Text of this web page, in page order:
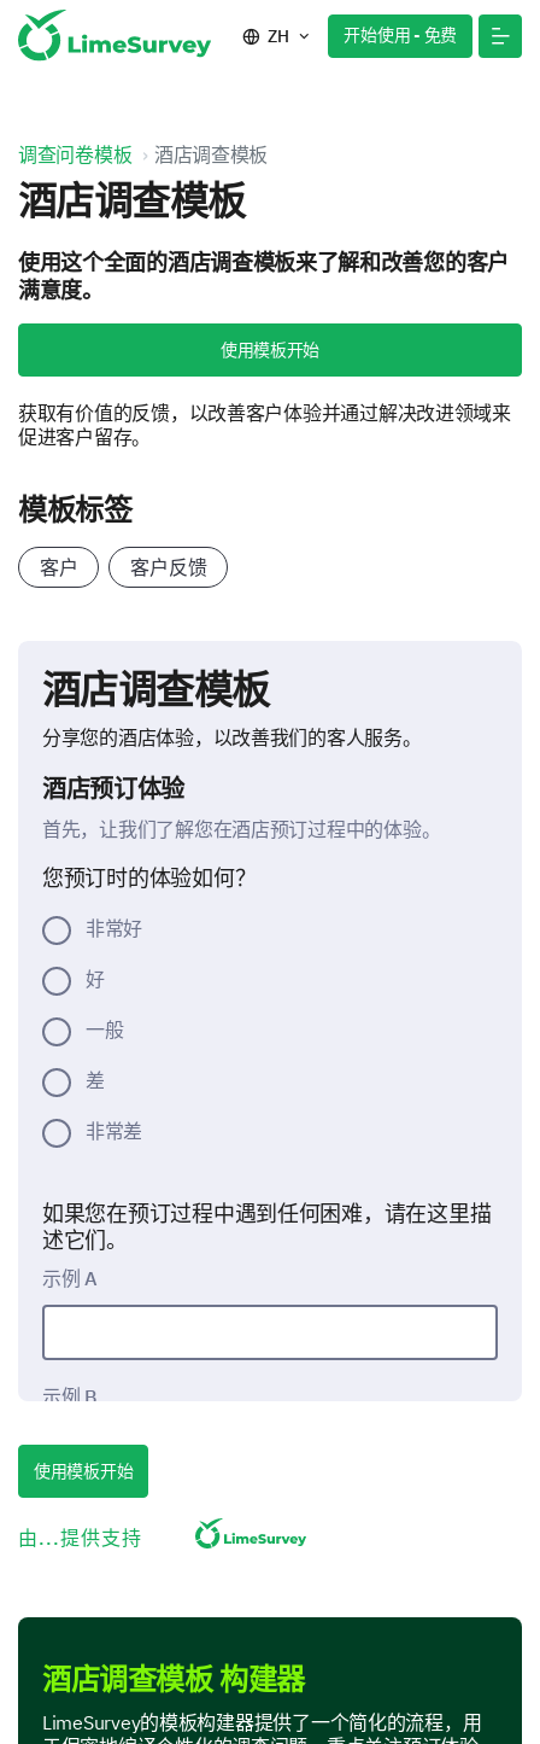
ZH 开始使用 - 免费
调查问卷模板 酒店调查模板
酒店调查模板
使用这个全面的酒店调查模板来了解和改善您的客户
满意度。
使用模板开始
获取有价值的反馈，以改善客户体验并通过解决改进领域来
促进客户留存。
模板标签
客户 客户反馈
酒店调查模板
分享您的酒店体验，以改善我们的客人服务。
酒店预订体验
首先，让我们了解您在酒店预订过程中的体验。
您预订时的体验如何？
非常好
好
一般
差
非常差
如果您在预订过程中遇到任何困难，请在这里描
述它们。
示例 A
示例 B
使用模板开始
由...提供支持
酒店调查模板 构建器
LimeSurvey的模板构建器提供了一个简化的流程，用